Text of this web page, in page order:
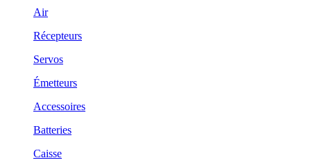
Air
Récepteurs
Servos
Émetteurs
Accessoires
Batteries
Caisse